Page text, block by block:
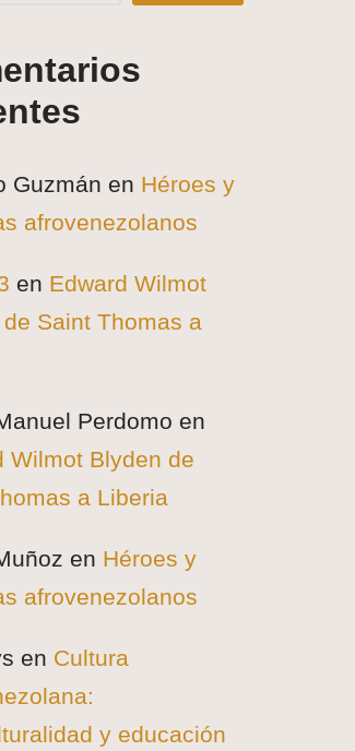
Guzmán en Héroes y
afrovenezolanos
en Edward Wilmot
Saint Thomas a
Perdomo en
Wilmot Blyden de
a Liberia
en Héroes y
afrovenezolanos
en Cultura
y educación